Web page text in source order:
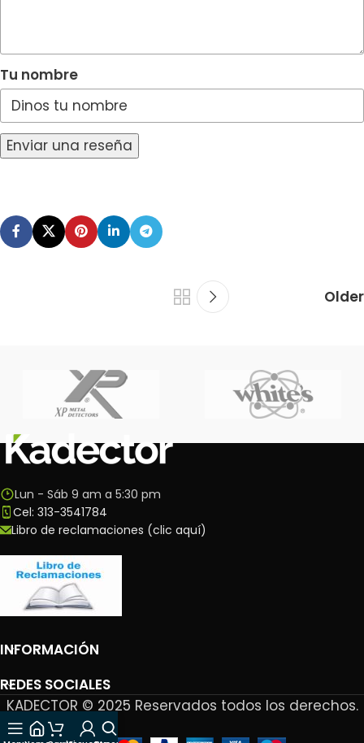
Tu nombre
Enviar una reseña
Older
Lun - Sáb 9 am a 5:30 pm
Cel: 313-3541784
Libro de reclamaciones (clic aquí)
INFORMACIÓN
REDES SOCIALES
KADECTOR © 2025 Reservados todos los derechos.